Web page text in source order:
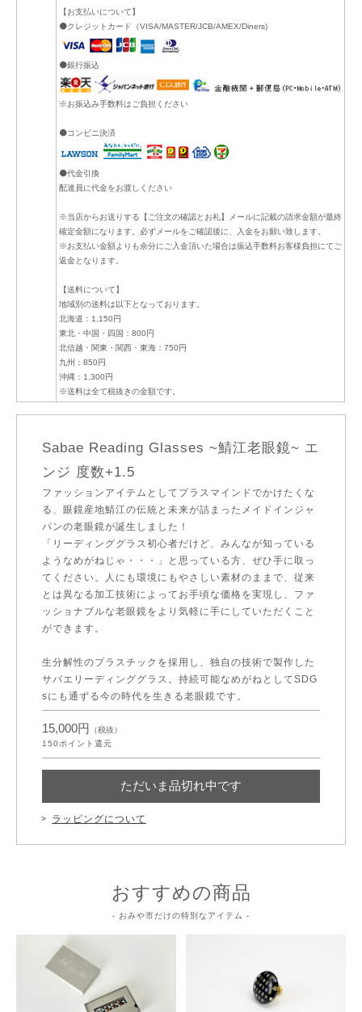
【お支払いについて】
⚫クレジットカード（VISA/MASTER/JCB/AMEX/Diners)
⚫銀行振込
※お振込み手数料はご負担ください
⚫コンビニ決済
⚫代金引換
配達員に代金をお渡しください
※当店からお送りする【ご注文の確認とお礼】メールに記載の請求金額が最終
確定金額になります。必ずメールをご確認後に、入金をお願い致します。
※お支払い金額よりも余分にご入金頂いた場合は振込手数料お客様負担にてご
返金となります。
【送料について】
地域別の送料は以下となっております。
北海道：1,150円
東北・中国・四国：800円
北信越・関東・関西・東海：750円
九州：850円
沖縄：1,300円
※送料は全て税抜きの金額です。
Sabae Reading Glasses ~鯖江老眼鏡~ エ
ンジ 度数+1.5
ファッションアイテムとしてプラスマインドでかけたくな
る、眼鏡産地鯖江の伝統と未来が詰まったメイドインジャ
パンの老眼鏡が誕生しました！
「リーディンググラス初心者だけど、みんなが知っている
ようなめがねじゃ・・・」と思っている方、ぜひ手に取っ
てください。人にも環境にもやさしい素材のままで、従来
とは異なる加工技術によってお手頃な価格を実現し、ファ
ッショナブルな老眼鏡をより気軽に手にしていただくこと
ができます。
生分解性のプラスチックを採用し、独自の技術で製作した
サバエリーディンググラス。持続可能なめがねとしてSDG
sにも通ずる今の時代を生きる老眼鏡です。
15,000円
（税抜）
150ポイント還元
ただいま品切れ中です
ラッピングについて
おすすめの商品
- おみや市だけの特別なアイテム -